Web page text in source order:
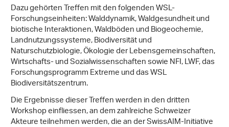
Dazu gehörten Treffen mit den folgenden WSL-
Forschungseinheiten: Walddynamik, Waldgesundheit und
biotische Interaktionen, Waldböden und Biogeochemie,
Landnutzungssysteme, Biodiversität und
Naturschutzbiologie, Ökologie der Lebensgemeinschaften,
Wirtschafts- und Sozialwissenschaften sowie NFI, LWF, das
Forschungsprogramm Extreme und das WSL
Biodiversitätszentrum.
Die Ergebnisse dieser Treffen werden in den dritten
Workshop einfliessen, an dem zahlreiche Schweizer
Akteure teilnehmen werden, die an der SwissAIM-Initiative